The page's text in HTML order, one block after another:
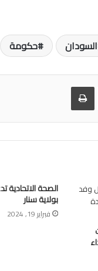
السودان حكومة
عبر البريد طباعة
الصحة الاتحادية
بولاية سنار
فبراير 19, 2024